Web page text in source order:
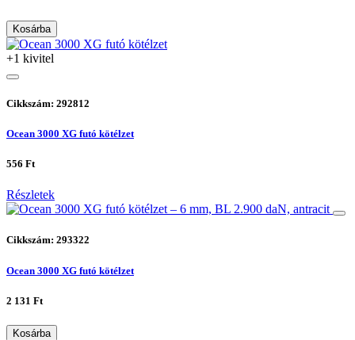
Kosárba
+1 kivitel
Cikkszám: 292812
Ocean 3000 XG futó kötélzet
556 Ft
Részletek
Cikkszám: 293322
Ocean 3000 XG futó kötélzet
2 131 Ft
Kosárba